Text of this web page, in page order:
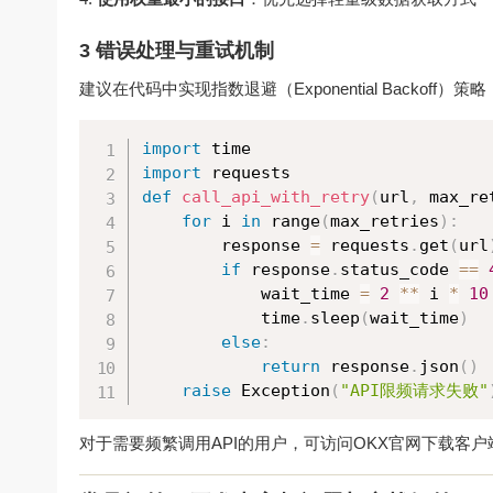
3 错误处理与重试机制
建议在代码中实现指数退避（Exponential Backoff）策略
import
import
def
call_api_with_retry( url ,
for i in range(max_retries ) :
        response
= requests . get ( url
if response. status_code ==
            wait_time
= 2 ** i *
10
            time
. sleep (wait_time)
else:
return response. json ( )
raise Exception ( "API限频请求失败"
对于需要频繁调用API的用户，可访问OKX官网下载客户